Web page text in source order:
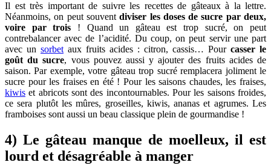
Il est très important de suivre les recettes de gâteaux à la lettre.
Néanmoins, on peut souventdiviser les doses de sucre par deux,
voire par trois ! Quand un gâteau est trop sucré, on peut
contrebalancer avec de l’acidité. Du coup, on peut servir une part
avec un sorbetaux fruits acides : citron, cassis… Pour casser le
goût du sucre, vous pouvez aussi y ajouter des fruits acides de
saison. Par exemple, votre gâteau trop sucré remplacera joliment le
sucre pour les fraises en été ! Pour les saisons chaudes, les fraises,
kiwis et abricots sont des incontournables. Pour les saisons froides,
ce sera plutôt les mûres, groseilles, kiwis, ananas et agrumes. Les
framboises sont aussi un beau classique plein de gourmandise !
4) Le gâteau manque de moelleux, il est
lourd et désagréable à manger